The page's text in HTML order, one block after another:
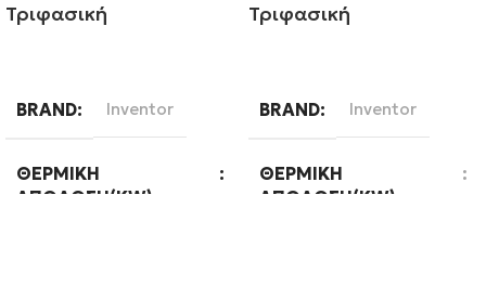
Τριφασική
BRAND Inventor
ΘΕΡΜΙΚΉ
ΑΠΌΔΟΣΗ(KW)
Τριφασική
BRAND Inventor
ΘΕΡΜΙΚΉ
ΑΠΌΔΟΣΗ(KW)